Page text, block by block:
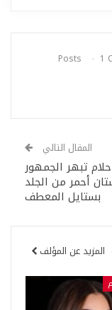
1
المقال التالي
تبهر الجمهور
أحمر من الجلد
بستايل المعطف
المزيد عن المؤلف